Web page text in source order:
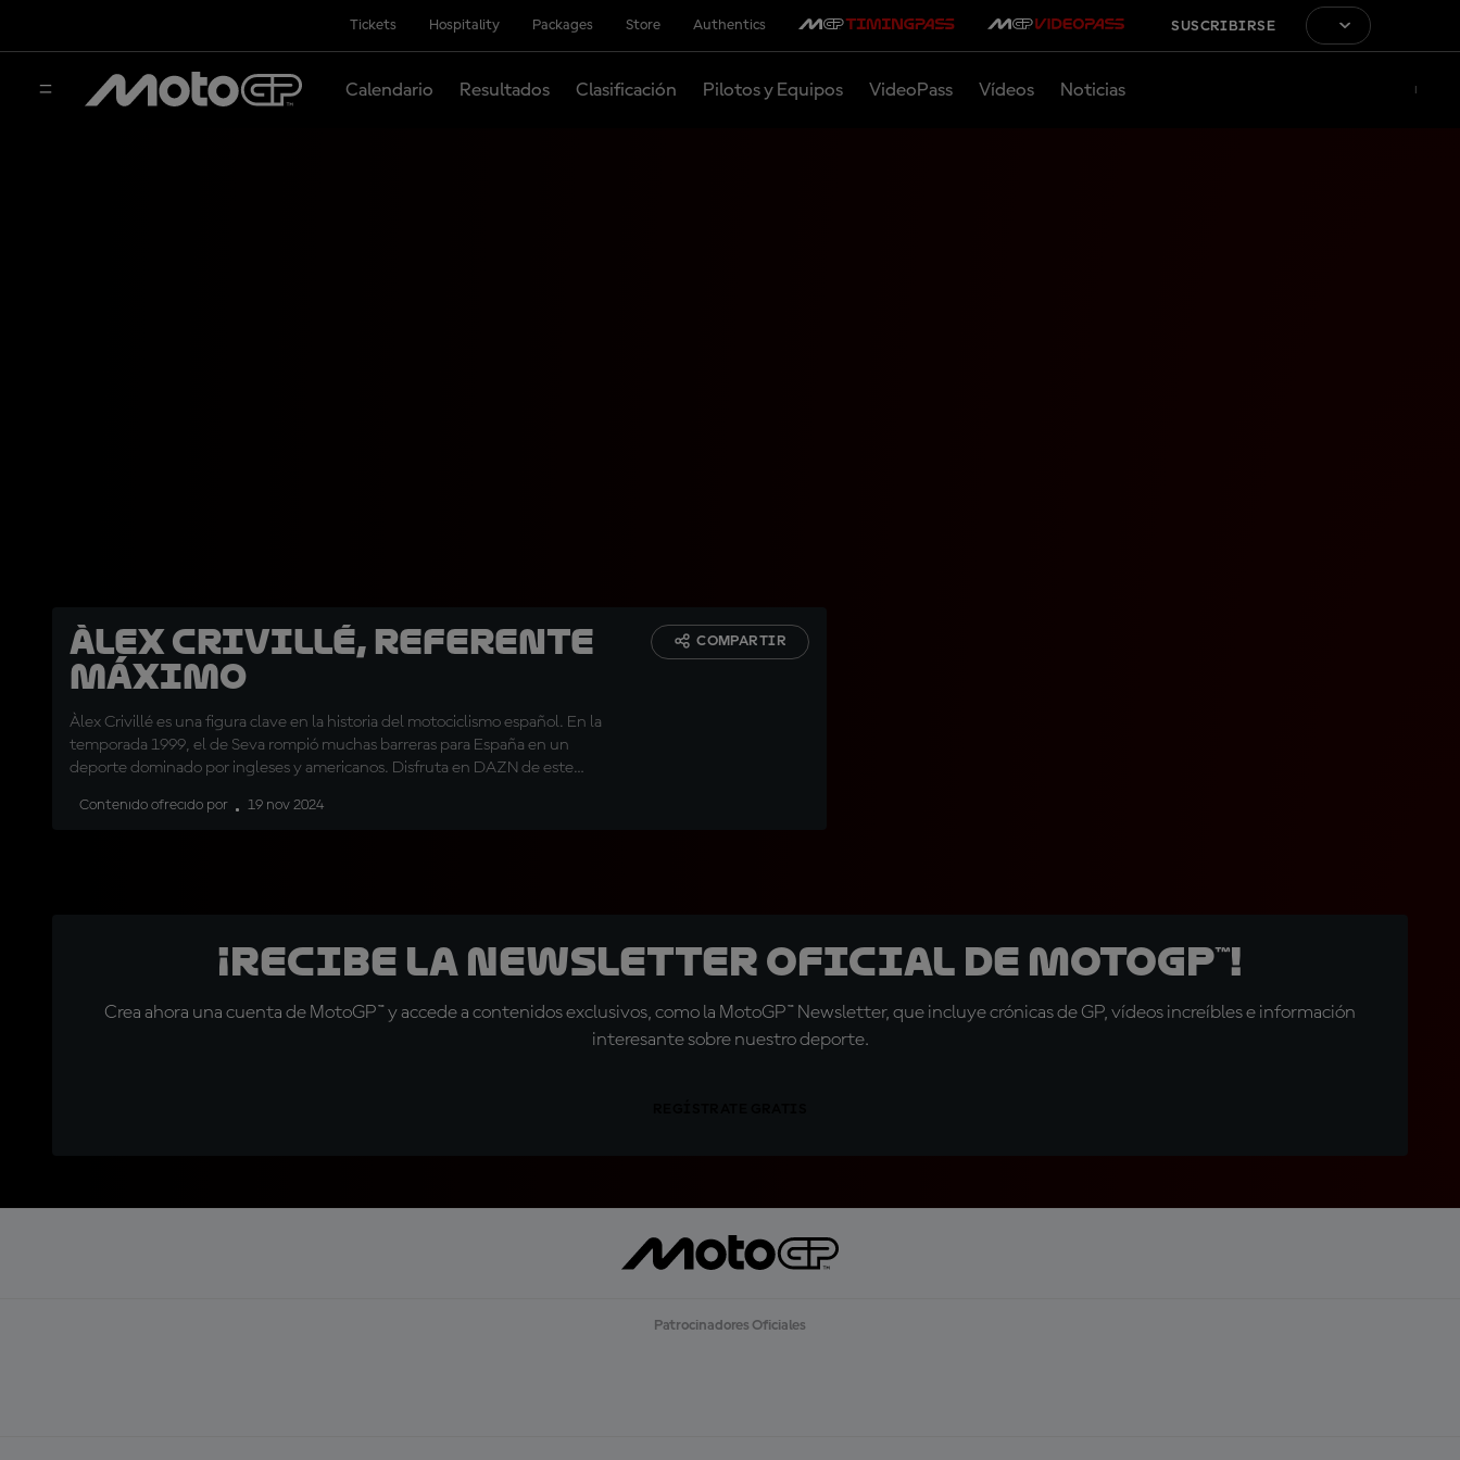
Tickets Hospitality Packages Store Authentics SUSCRIBIRSE
Calendario Resultados Clasificación Pilotos y Equipos VideoPass Vídeos Noticias
Àlex Crivillé, referente
máximo
Àlex Crivillé es una figura clave en la historia del motociclismo español. En la
temporada 1999, el de Seva rompió muchas barreras para España en un
deporte dominado por ingleses y americanos. Disfruta en DAZN de este
generaciones.
Contenido ofrecido por 19 nov 2024
COMPARTIR
¡Recibe la Newsletter oficial de MotoGP™!
Crea ahora una cuenta de MotoGP™ y accede a contenidos exclusivos, como la MotoGP™ Newsletter, que incluye crónicas de GP, vídeos increíbles e información
interesante sobre nuestro deporte.
Patrocinadores Oficiales